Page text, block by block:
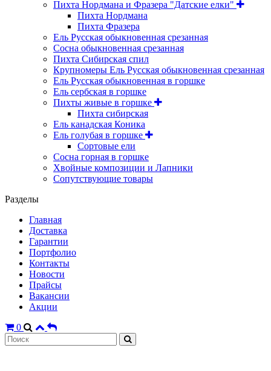
Пихта Нордмана и Фразера "Датские елки"
Пихта Нордмана
Пихта Фразера
Ель Русская обыкновенная срезанная
Сосна обыкновенная срезанная
Пихта Сибирская спил
Крупномеры Ель Русская обыкновенная срезанная
Ель Русская обыкновенная в горшке
Ель сербская в горшке
Пихты живые в горшке
Пихта сибирская
Ель канадская Коника
Ель голубая в горшке
Сортовые ели
Сосна горная в горшке
Хвойные композиции и Лапники
Сопутствующие товары
Разделы
Главная
Доставка
Гарантии
Портфолио
Контакты
Новости
Прайсы
Вакансии
Акции
0